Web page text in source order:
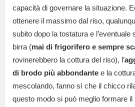
capacità di governare la situazione.
ottenere il massimo dal riso,
subito dopo la tostatura e
birra (mai di frigorifero e sempre
rovinerebbero la cottura del riso), l’
di brodo più abbondante e la
mescolando, fanno sì che il chicco
questo modo si può meglio formare